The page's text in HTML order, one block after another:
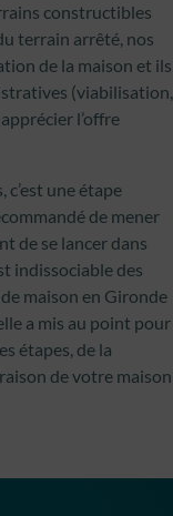
constructibles
terrain arrêté, nos
de la maison et ils
(viabilisation,
l’offre
une étape
de mener
de se lancer dans
indissociable des
maison en Gironde
a mis au point pour
étapes, de la
de votre maison